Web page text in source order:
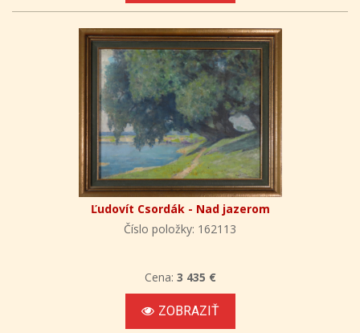
Ľudovít Csordák - Nad jazerom
Číslo položky: 162113
Cena: 3 435 €
ZOBRAZIŤ